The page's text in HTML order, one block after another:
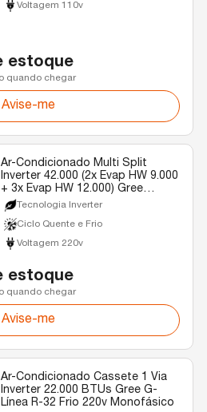
Voltagem 110v
estoque
quando chegar
Avise-me
Ar-Condicionado Multi Split
Inverter 42.000 (2x Evap HW 9.000
+ 3x Evap HW 12.000) Gree
Diamond Quente/Frio R-32 220v
Tecnologia Inverter
Ciclo Quente e Frio
Voltagem 220v
estoque
quando chegar
Avise-me
Ar-Condicionado Cassete 1 Via
Inverter 22.000 BTUs Gree G-
Línea R-32 Frio 220v Monofásico